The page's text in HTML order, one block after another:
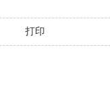
08 打印